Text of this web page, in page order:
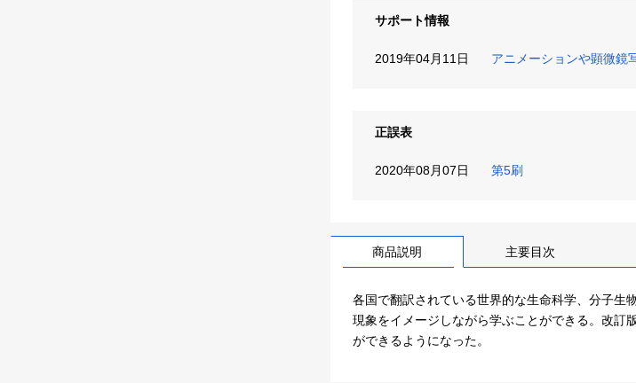
サポート情報
2019年04月11日 アニメーションや顕微鏡
正誤表
2020年08月07日 第5刷
商品説明 主要目次
各国で翻訳されている世界的な生命科学、分子生
現象をイメージしながら学ぶことができる。改訂
ができるようになった。